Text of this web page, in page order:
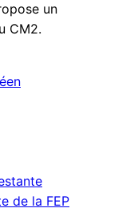
un
CM2.
de la FEP